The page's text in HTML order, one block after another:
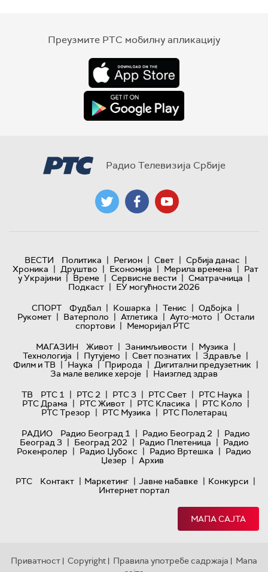
Преузмите РТС мобилну апликацију
Радио Телевизија Србије
ВЕСТИ Политика | Регион | Свет | Србија данас |
Хроника | Друштво | Економија | Мерила времена | Рат
у Украјини | Време | Сервисне вести | Сматрачница |
Подкаст | ЕУ могућности 2026
СПОРТ
Фудбал | Кошарка | Тенис | Одбојка |
Рукомет | Ватерполо | Атлетика | Ауто-мото | Остали
спортови | Меморијал РТС
МАГАЗИН
Живот | Занимљивости | Музика |
Технологијa | Путујемо | Свет познатих | Здравље |
Филм и ТВ | Наука | Природа | Дигитални предузетник |
За мале велике хероје | Наизглед здрав
ТВ
РТС 1 | РТС 2 | РТС 3 | РТС Свет | РТС Наука |
РТС Драма | РТС Живот | РТС Класика | РТС Коло |
РТС Трезор | РТС Музика | РТС Полетарац
РАДИО
Радио Београд 1 | Радио Београд 2 | Радио
Београд 3 | Београд 202 | Радио Плетеница | Радио
Рокенролер | Радио Џубокс | Радио Вртешка | Радио
Џезер | Архив
РТС
Контакт | Маркетинг | Јавне набавке | Конкурси |
Интернет портал
МАПА САЈТА
Приватност | Copyright | Правила употребе садржаја | Мапа